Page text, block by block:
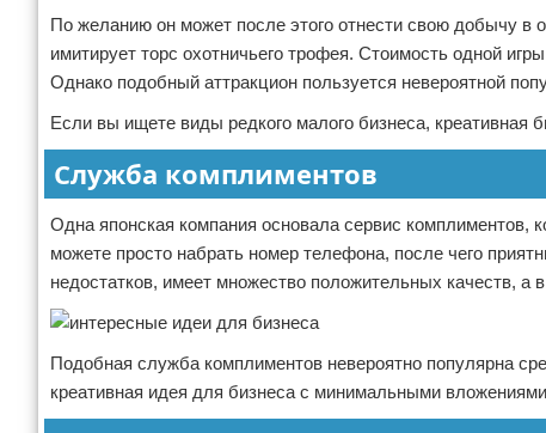
По желанию он может после этого отнести свою добычу в
имитирует торс охотничьего трофея. Стоимость одной
Однако подобный аттракцион пользуется невероятной
Если вы ищете виды редкого малого бизнеса, креативная
Служба комплиментов
Одна японская компания основала сервис
можете просто набрать номер телефона, после чего
недостатков, имеет множество положительных качеств,
Подобная служба комплиментов невероятно популярна
креативная идея для бизнеса с минимальными